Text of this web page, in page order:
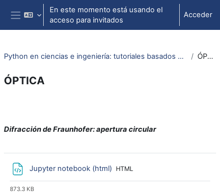
Salta al contenido principal
Panel lateral
En este momento está usando el
acceso para invitados
Acceder
Python en ciencias e ingeniería: tutoriales basados en ejemplos (2024) ÓPTICA
ÓPTICA
Difracción de Fraunhofer: apertura circular
Jupyter notebook (html) Archivo
HTML
873.3 KB